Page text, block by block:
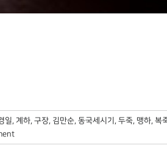
일, 계하, 구장, 김만순, 동국세시기 , 두죽, 맹하, 복